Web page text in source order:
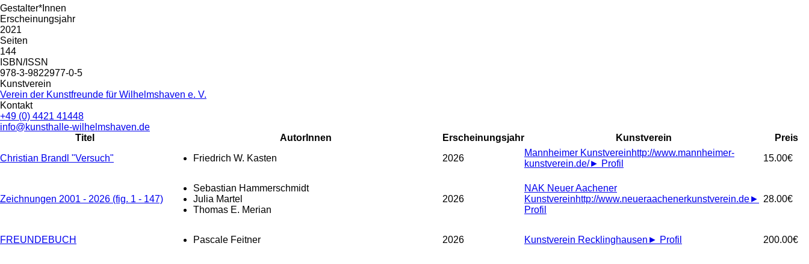
Gestalter*Innen
Erscheinungsjahr
2021
Seiten
144
ISBN/ISSN
978-3-9822977-0-5
Kunstverein
Verein der Kunstfreunde für Wilhelmshaven e. V.
Kontakt
+49 (0) 4421 41448
info@kunsthalle-wilhelmshaven.de
Titel
AutorInnen Erscheinungsjahr Kunstverein
Preis
Christian Brandl "Versuch"
Friedrich W. Kasten 2026
Mannheimer Kunstvereinhttp://www.mannheimer-
kunstverein.de/► Profil
15.00€
Zeichnungen 2001 - 2026 (fig. 1 - 147)
Sebastian Hammerschmidt
Julia Martel
Thomas E. Merian
2026
NAK Neuer Aachener
Kunstvereinhttp://www.neueraachenerkunstverein.de►
Profil
28.00€
FREUNDEBUCH Pascale Feitner 2026 Kunstverein Recklinghausen ► Profil 200.00€